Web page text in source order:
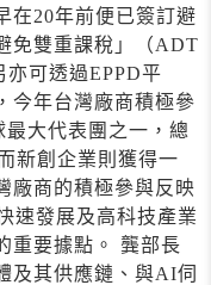
在20年前便已簽訂避
免雙重課稅」（ADT
可透過EPPD平
今年台灣廠商積極參
大代表團之一，總
新創企業則獲得一
廠商的積極參與反映
速發展及高科技產業
重要據點。 龔部長
及其供應鏈、與AI伺